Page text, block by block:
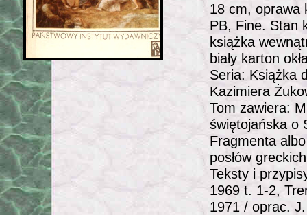
18 cm, oprawa
PB, Fine. Stan
książka
biały karton
Seria: Książka
Kazimiera
Tom zawiera:
świętojańska o
Fragmenta
posłów
Teksty i
1969 t. 1-2,
1971 / oprac.